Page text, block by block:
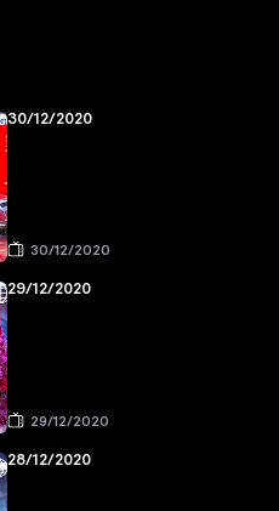
30/12/2020
30/12/2020
29/12/2020
29/12/2020
28/12/2020